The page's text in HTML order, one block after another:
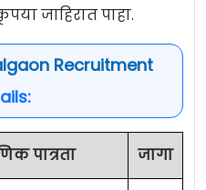
जाहिरात पाहा.
Recruitment
पात्रता जागा